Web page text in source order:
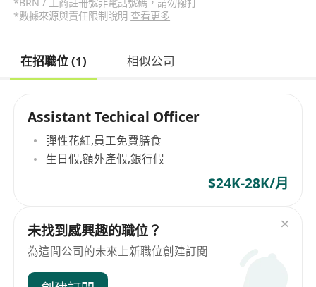
*數據來源與責任限制說明 查看更多
在招職位 (1) 相似公司
Assistant Techical Officer
彈性花紅,員工免費膳食
生日假,額外產假,銀行假
$24K-28K/月
未找到感興趣的職位？
為這間公司的未來上新職位創建訂閱